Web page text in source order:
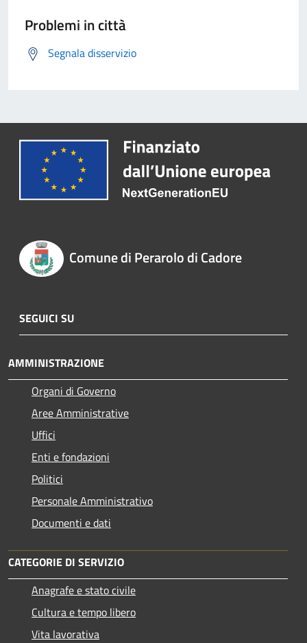
Problemi in città
Segnala disservizio
Comune di Perarolo di Cadore
SEGUICI SU
AMMINISTRAZIONE
Organi di Governo
Aree Amministrative
Uffici
Enti e fondazioni
Politici
Personale Amministrativo
Documenti e dati
CATEGORIE DI SERVIZIO
Anagrafe e stato civile
Cultura e tempo libero
Vita lavorativa